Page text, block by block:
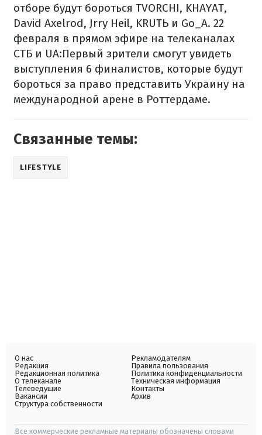
отборе будут бороться TVORCHI, KHAYAT,
David Axelrod, Jrry Heil, KRUTЬ и Gо_A. 22
февраля в прямом эфире на телеканалах
СТБ и UA:Первый зрители смогут увидеть
выступления 6 финалистов, которые будут
бороться за право представить Украину на
международной арене в Роттердаме.
Связанные темы:
LIFESTYLE
О нас
Редакция
Редакционная политика
О телеканале
Телеведущие
Вакансии
Структура собственности
Рекламодателям
Правила пользования
Политика конфиденциальности
Техническая информация
Контакты
Архив
Все коммерческие рекламные материалы обозначены словами